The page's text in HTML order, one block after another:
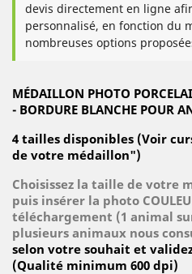
devis directement en ligne
personnalisé, en fonction du
nombreuses options
MÉDAILLON PHOTO
- BORDURE BLANCHE POUR
4 tailles disponibles (Voir
de votre médaillon")
Choisissez la taille de votre
puis insérer la photo
téléchargement (1 animal
plusieurs animaux nous
selon votre souhait et
(Qualité minimum 600 dpi)